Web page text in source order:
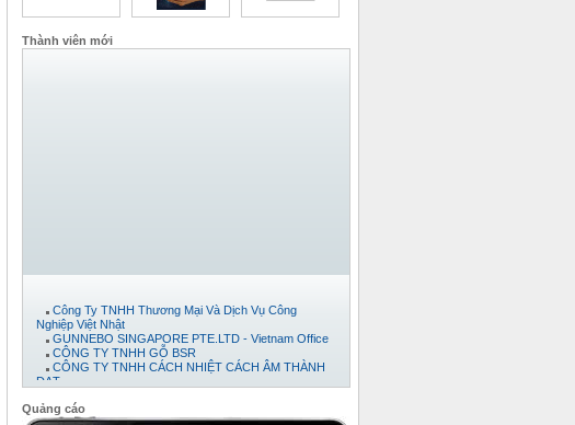
Thành viên mới
Công Ty TNHH Thương Mại Và Dịch Vụ Công
Nghiệp Việt Nhật
GUNNEBO SINGAPORE PTE.LTD - Vietnam Office
CÔNG TY TNHH GỖ BSR
CÔNG TY TNHH CÁCH NHIỆT CÁCH ÂM THÀNH
ĐẠT
Máy Đếm Tiền Huy Hoàng
Công ty cổ phần thương mại và phát triển thép Việt
CTY TNHH TM-DV XUẤT NHẬP KHẨU TRÍ VIỆT.
Quảng cáo